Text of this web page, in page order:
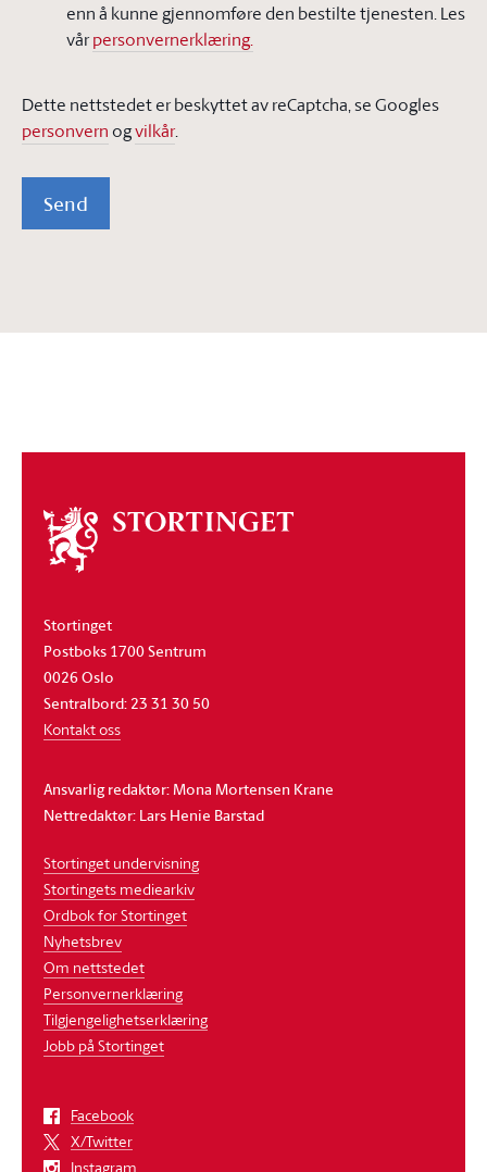
enn å kunne gjennomføre den bestilte tjenesten. Les
vårpersonvernerklæring.
Dette nettstedet er beskyttet av reCaptcha, se Googles
personvern ogvilkår.
Send
Om
stortinget
Stortinget
Postboks 1700 Sentrum
0026 Oslo
Sentralbord: 23 31 30 50
Kontakt oss
Ansvarlig redaktør: Mona Mortensen Krane
Nettredaktør: Lars Henie Barstad
Stortinget undervisning
Stortingets mediearkiv
Ordbok for Stortinget
Nyhetsbrev
Om nettstedet
Personvernerklæring
Tilgjengelighetserklæring
Jobb på Stortinget
Facebook
X/Twitter
Instagram